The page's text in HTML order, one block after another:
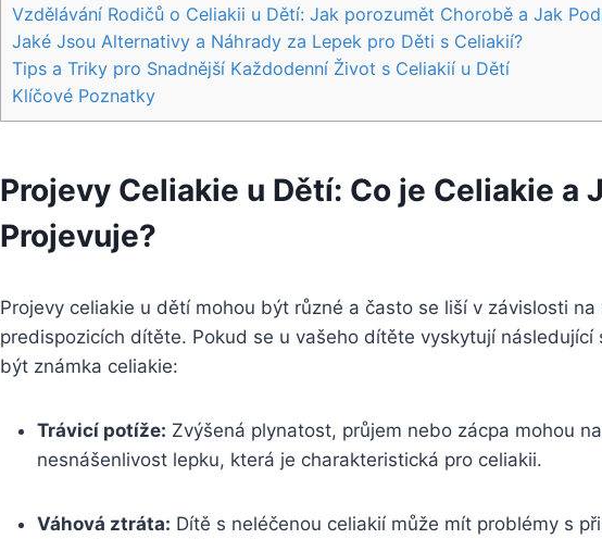
Vzdělávání⁢ Rodičů o Celiakii‍ u Dětí: Jak porozumět Chorobě a Jak
Jaké Jsou Alternativy⁤ a Náhrady za Lepek pro Děti s ⁢Celiakií?
Tips a Triky pro Snadnější Každodenní Život s Celiakií u ⁤Dětí
Klíčové Poznatky
Projevy Celiakie u Dětí: Co je Celiakie ​a
Projevuje?
Projevy celiakie u dětí mohou být ‌různé a ‌často se ⁤liší v závislosti
predispozicích dítěte. Pokud se u vašeho dítěte vyskytují následující
být známka ⁣celiakie:
Trávicí potíže: Zvýšená plynatost, průjem nebo zácpa mohou
nesnášenlivost lepku, která je charakteristická pro celiakii.
Váhová ztráta: Dítě s neléčenou celiakií může mít problémy s